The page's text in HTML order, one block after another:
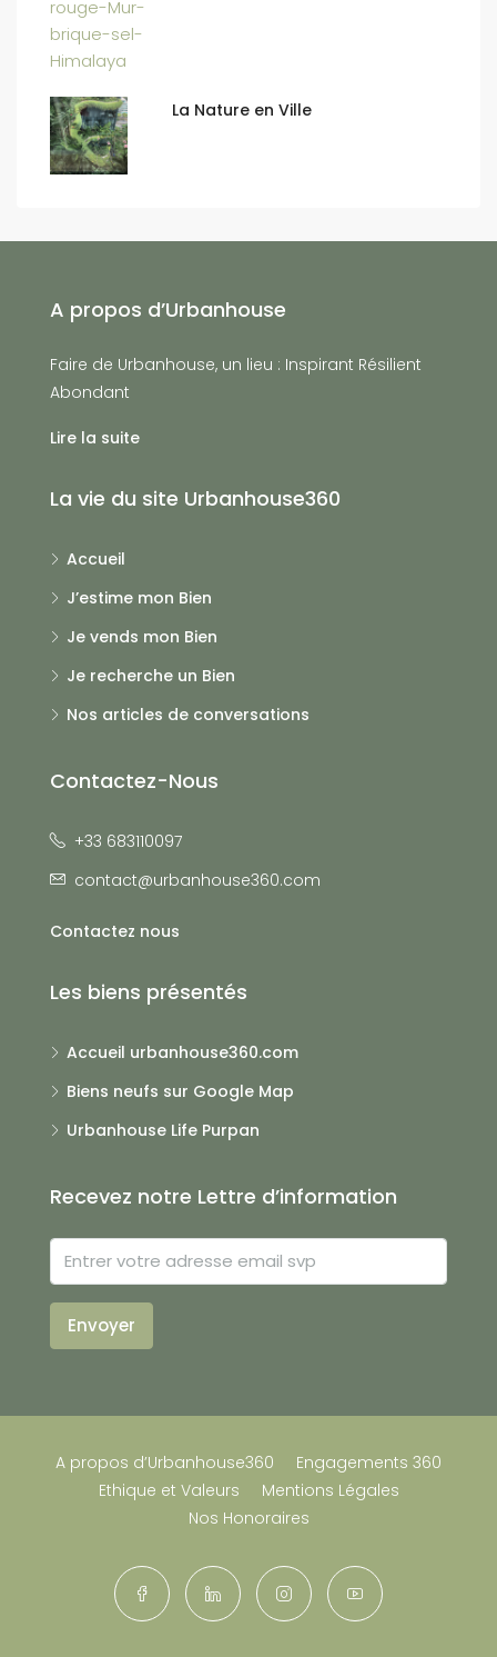
La Nature en Ville
A propos d’Urbanhouse
Faire de Urbanhouse, un lieu : Inspirant Résilient
Abondant
Lire la suite
La vie du site Urbanhouse360
Accueil
J’estime mon Bien
Je vends mon Bien
Je recherche un Bien
Nos articles de conversations
Contactez-Nous
+33 683110097
contact@urbanhouse360.com
Contactez nous
Les biens présentés
Accueil urbanhouse360.com
Biens neufs sur Google Map
Urbanhouse Life Purpan
Recevez notre Lettre d’information
Envoyer
A propos d’Urbanhouse360
Engagements 360
Ethique et Valeurs
Mentions Légales
Nos Honoraires